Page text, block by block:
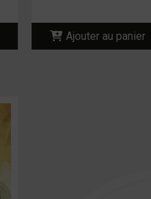
Ajouter au panier